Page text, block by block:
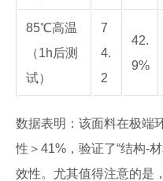
85℃高温
（1h后测
试）
7
4.
2
42.
9%
数据表明：该面料在极端
性＞41%，验证了“结构-
效性。尤其值得注意的是